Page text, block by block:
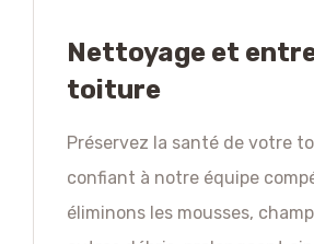
Nettoyage et
toiture
Préservez la santé de votre
confiant à notre équipe
éliminons les mousses,